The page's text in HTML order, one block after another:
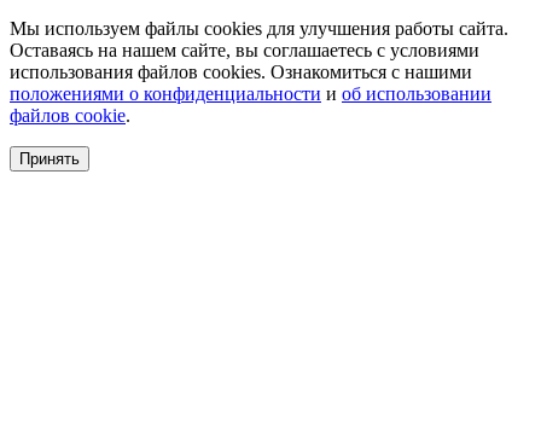
Мы используем файлы cookies для улучшения работы сайта.
Оставаясь на нашем сайте, вы соглашаетесь с условиями
использования файлов cookies. Ознакомиться с нашими
положениями о конфиденциальности и об использовании
файлов cookie.
Принять